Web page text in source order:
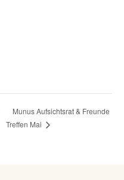
Munus Aufsichtsrat & Freunde
Treffen Mai